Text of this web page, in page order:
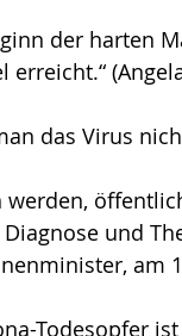
der harten
erreicht.“
das Virus
werden,
und
am